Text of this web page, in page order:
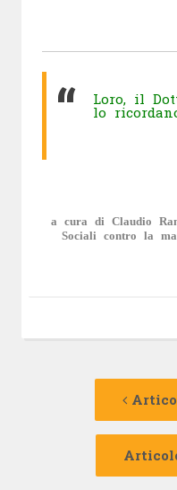
Loro, il
lo
a cura di Claudio
Sociali contro la
Navigazione